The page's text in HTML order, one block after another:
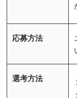
応募方法
選考方法